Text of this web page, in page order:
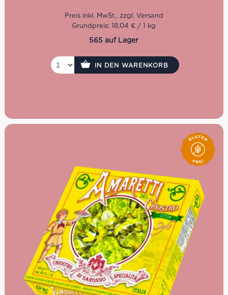
Grundpreis: 18,04 € / 1 kg
565 auf Lager
IN DEN WARENKORB